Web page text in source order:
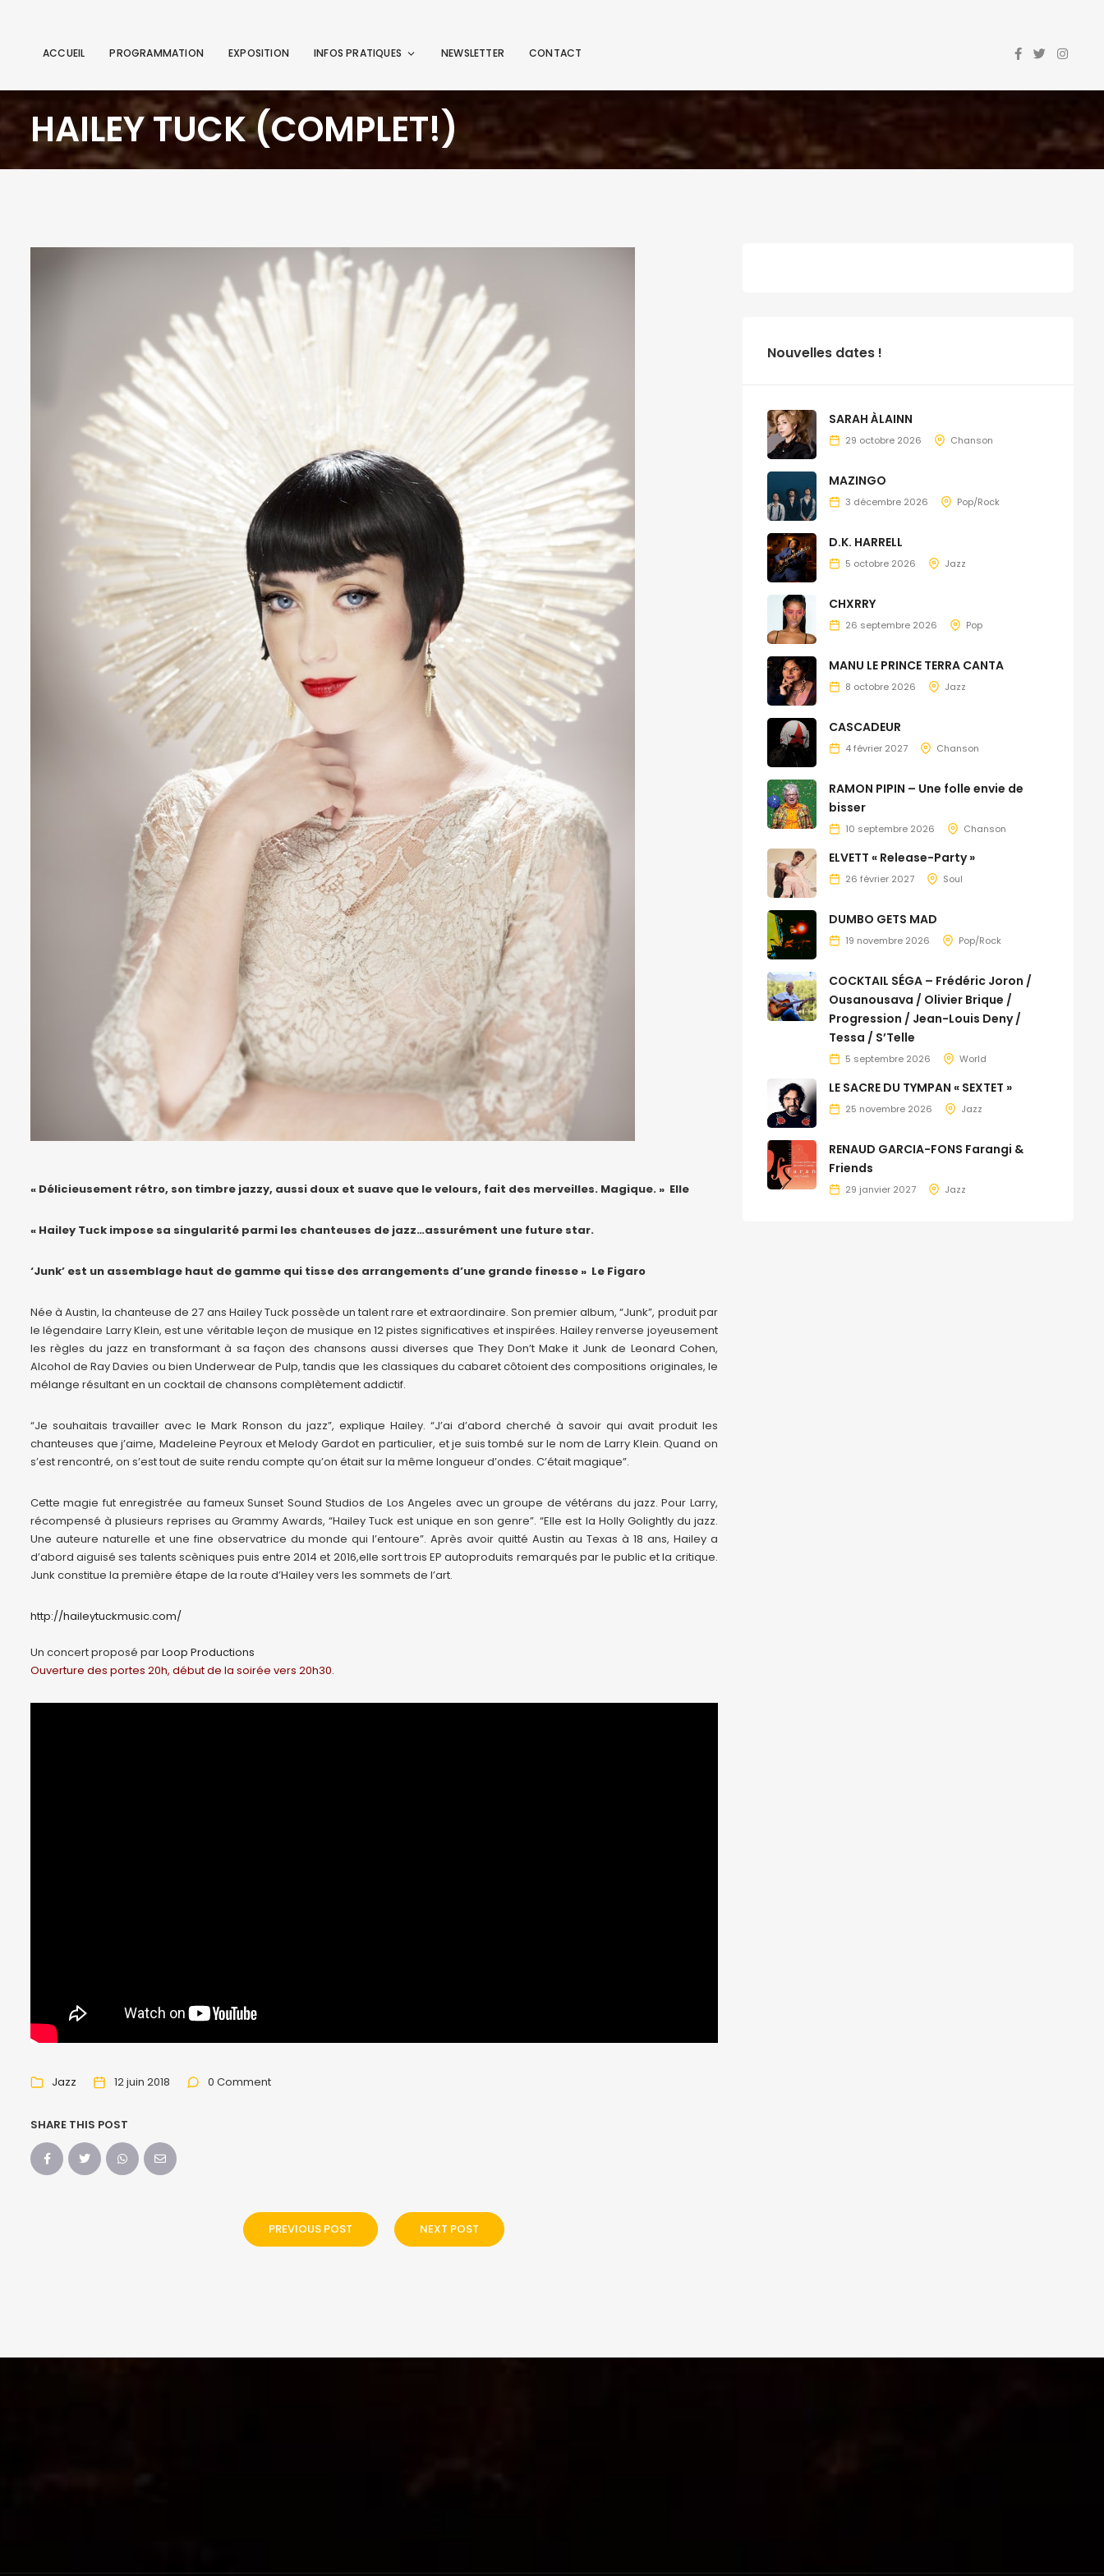
ACCUEIL PROGRAMMATION EXPOSITION INFOS PRATIQUES NEWSLETTER CONTACT
HAILEY TUCK (COMPLET!)
« Délicieusement rétro, son timbre jazzy, aussi doux et suave que le velours, fait des merveilles. Magique. » Elle
« Hailey Tuck impose sa singularité parmi les chanteuses de jazz…assurément une future star.
‘Junk’ est un assemblage haut de gamme qui tisse des arrangements d’une grande finesse » Le Figaro
Née à Austin, la chanteuse de 27 ans Hailey Tuck possède un talent rare et extraordinaire. Son premier album, “Junk”, produit par
le légendaire Larry Klein, est une véritable leçon de musique en 12 pistes significatives et inspirées. Hailey renverse joyeusement
les règles du jazz en transformant à sa façon des chansons aussi diverses que They Don’t Make it Junk de Leonard Cohen,
Alcohol de Ray Davies ou bien Underwear de Pulp, tandis que les classiques du cabaret côtoient des compositions originales, le
mélange résultant en un cocktail de chansons complètement addictif.
“Je souhaitais travailler avec le Mark Ronson du jazz”, explique Hailey. “J’ai d’abord cherché à savoir qui avait produit les
chanteuses que j’aime, Madeleine Peyroux et Melody Gardot en particulier, et je suis tombé sur le nom de Larry Klein. Quand on
s’est rencontré, on s’est tout de suite rendu compte qu’on était sur la même longueur d’ondes. C’était magique”.
Cette magie fut enregistrée au fameux Sunset Sound Studios de Los Angeles avec un groupe de vétérans du jazz. Pour Larry,
récompensé à plusieurs reprises au Grammy Awards, “Hailey Tuck est unique en son genre”. “Elle est la Holly Golightly du jazz.
Une auteure naturelle et une fine observatrice du monde qui l’entoure”. Après avoir quitté Austin au Texas à 18 ans, Hailey a
d’abord aiguisé ses talents scèniques puis entre 2014 et 2016,elle sort trois EP autoproduits remarqués par le public et la critique.
Junk constitue la première étape de la route d’Hailey vers les sommets de l’art.
http://haileytuckmusic.com/
Un concert proposé parLoop Productions
Ouverture des portes 20h, début de la soirée vers 20h30.
Jazz 12 juin 2018 0 Comment
SHARE THIS POST
PREVIOUS POST NEXT POST
Nouvelles dates !
SARAH ÀLAINN
29 octobre 2026 Chanson
MAZINGO
3 décembre 2026 Pop/Rock
D.K. HARRELL
5 octobre 2026 Jazz
CHXRRY
26 septembre 2026 Pop
MANU LE PRINCE TERRA CANTA
8 octobre 2026 Jazz
CASCADEUR
4 février 2027 Chanson
RAMON PIPIN – Une folle envie de
bisser
10 septembre 2026 Chanson
ELVETT « Release-Party »
26 février 2027 Soul
DUMBO GETS MAD
19 novembre 2026 Pop/Rock
COCKTAIL SÉGA – Frédéric Joron /
Ousanousava / Olivier Brique /
Progression / Jean-Louis Deny /
Tessa / S’Telle
5 septembre 2026 World
LE SACRE DU TYMPAN « SEXTET »
25 novembre 2026 Jazz
RENAUD GARCIA-FONS Farangi &
Friends
29 janvier 2027 Jazz